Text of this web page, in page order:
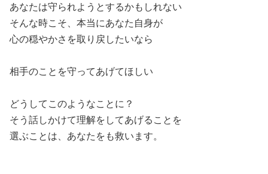
あなたは守られようとするかもしれない
そんな時こそ、本当にあなた自身が
心の穏やかさを取り戻したいなら
相手のことを守ってあげてほしい
どうしてこのようなことに？
そう話しかけて理解をしてあげることを
選ぶことは、あなたをも救います。